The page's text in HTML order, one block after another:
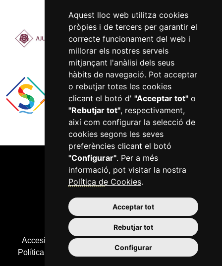
Aquest lloc web utilitza cookies
pròpies i de tercers per garantir el
correcte funcionament del web i
millorar els nostres serveis
mitjançant l'anàlisi dels seus
hàbits de navegació. Pot acceptar
o rebutjar totes les cookies
clicant el botó d' "Acceptar tot"o
"Rebutjar tot", respectivament,
així com configurar la selecció de
cookies segons les seves
preferències clicant el botó
"Configurar". Per a més
informació, pot visitar la nostra
Política de Cookies.
Acceptar tot
Rebutjar tot
Configurar
977 750 422
Accesibilitat Avís legal
Informació bàsica RGPD
Política de cookies
Política de Privacitat
Configurar